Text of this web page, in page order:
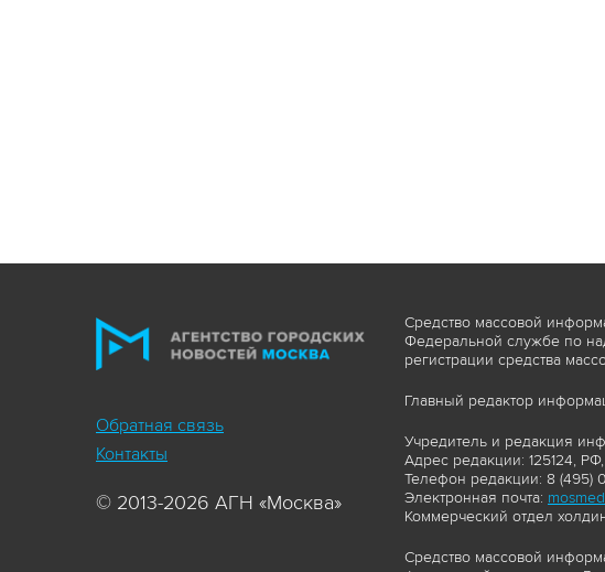
Обратная связь
Контакты
© 2013-2026 АГН «Москва»
Средство массовой
Федеральной службе по
регистрации средства
Главный редактор
Учредитель и редакция
Адрес редакции: 125124,
Телефон редакции: 8 (495)
Электронная почта:
Коммерческий отдел
Средство массовой